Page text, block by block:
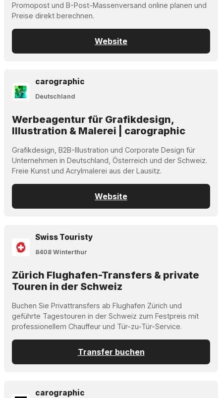
Promopost und B-Post-Massenversand online planen und
Preise direkt berechnen.
Website
carographic
Deutschland
Werbeagentur für Grafikdesign,
Illustration & Malerei | carographic
Grafikdesign, B2B-Illustration und Corporate Design für
Unternehmen in Deutschland, Österreich und der Schweiz.
Freie Kunst und Acrylmalerei aus der Lausitz.
Website
Swiss Touristy
8408 Winterthur
Zürich Flughafen-Transfers & private
Touren in der Schweiz
Buchen Sie Privattransfers ab Flughafen Zürich und
geführte Tagestouren in der Schweiz zum Festpreis mit
professionellem Chauffeur und Tür-zu-Tür-Service.
Transfer buchen
carographic